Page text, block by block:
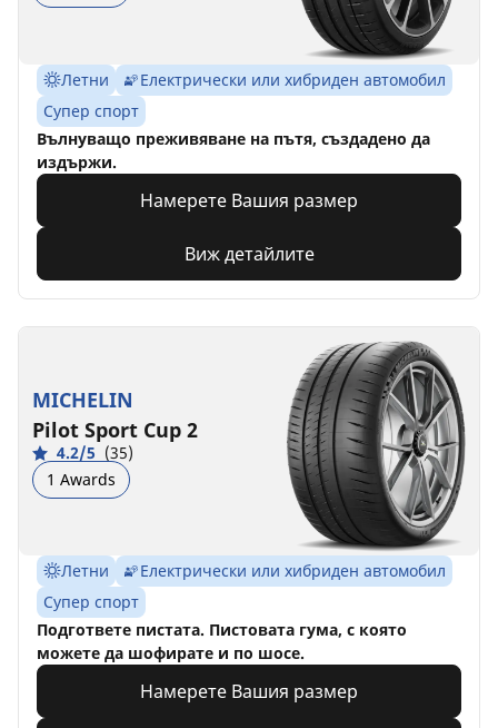
Летни
Електрически или хибриден автомобил
Супер спорт
Вълнуващо преживяване на пътя, създадено да
издържи.
Намерете Вашия размер
Виж детайлите
MICHELIN
Pilot Sport Cup 2
4.2/5 (35)
1 Awards
Летни
Електрически или хибриден автомобил
Супер спорт
Подгответе пистата. Пистовата гума, с която
можете да шофирате и по шосе.
Намерете Вашия размер